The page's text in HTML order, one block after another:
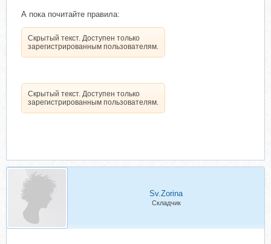
А пока почитайте правила:
Скрытый текст. Доступен только
зарегистрированным пользователям.
Скрытый текст. Доступен только
зарегистрированным пользователям.
Sv.Zorina
Складчик